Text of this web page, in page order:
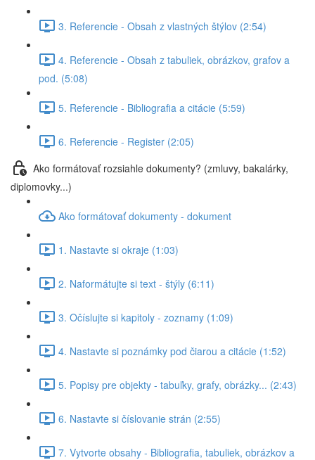
3. Referencie - Obsah z vlastných štýlov (2:54)
4. Referencie - Obsah z tabuliek, obrázkov, grafov a
pod. (5:08)
5. Referencie - Bibliografia a citácie (5:59)
6. Referencie - Register (2:05)
Ako formátovať rozsiahle dokumenty? (zmluvy, bakalárky,
diplomovky...)
Ako formátovať dokumenty - dokument
1. Nastavte si okraje (1:03)
2. Naformátujte si text - štýly (6:11)
3. Očíslujte si kapitoly - zoznamy (1:09)
4. Nastavte si poznámky pod čiarou a citácie (1:52)
5. Popisy pre objekty - tabuľky, grafy, obrázky... (2:43)
6. Nastavte si číslovanie strán (2:55)
7. Vytvorte obsahy - Bibliografia, tabuliek, obrázkov a